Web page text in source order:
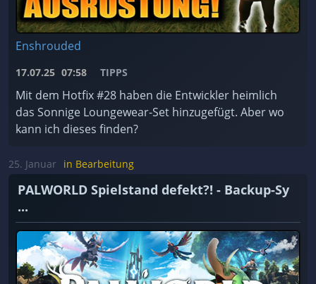
Enshrouded
17.07.25 07:58 TIPPS
Mit dem Hotfix #28 haben die Entwickler heimlich
das Sonnige Loungewear-Set hinzugefügt. Aber wo
kann ich dieses finden?
25. Januar in Bearbeitung
PALWORLD Spielstand defekt?! - Backup-Sy
...